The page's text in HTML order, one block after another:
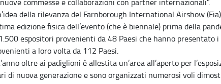
della rilevanza del Farnborough International Airshow
edizione fisica dell’evento (che è biennale) prima della
espositori provenienti da 48 Paesi che hanno
a loro volta da 112 Paesi.
oltre ai padiglioni è allestita un’area all’aperto per
di nuova generazione e sono organizzati numerosi voli